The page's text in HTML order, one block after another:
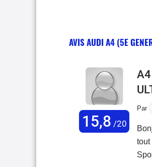
AVIS AUDI A4 (5E
15,8 /20
Par
tout